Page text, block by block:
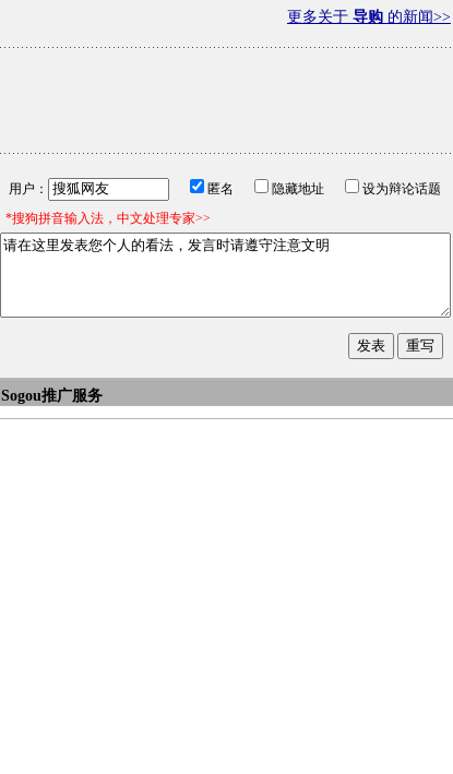
更多关于 导购 的新闻>>
用户： 匿名 隐藏地址
设为辩论话题
*搜狗拼音输入法，中文处理专家>>
Sogou推广服务